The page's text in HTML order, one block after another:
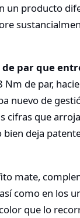
un producto
par que
Nm de par,
nuevo de
cifras que
deja
mate,
como en los
que lo